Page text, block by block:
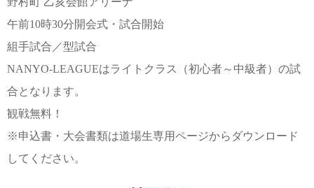
午前10時30分開会式・試合開始
組手試合／型試合
NANYO-LEAGUEはライトクラス（初心者～中級者）の試
合となります。
観戦無料！
※申込書・大会書類は道場生専用ページからダウンロード
してください。